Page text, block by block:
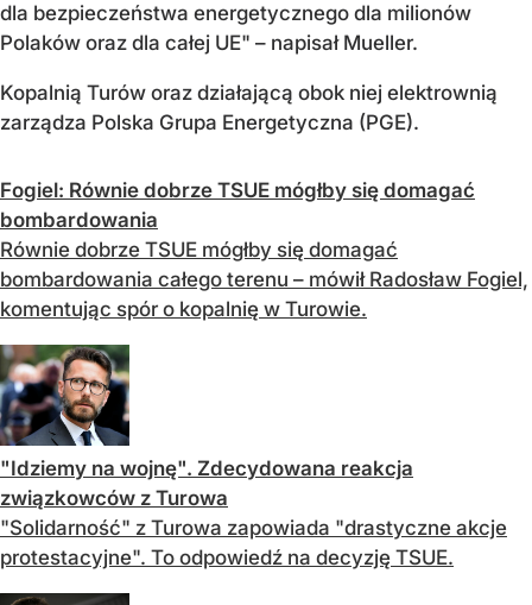
dla bezpieczeństwa energetycznego dla milionów
Polaków oraz dla całej UE" – napisał Mueller.
Kopalnią Turów oraz działającą obok niej elektrownią
zarządza Polska Grupa Energetyczna (PGE).
Fogiel: Równie dobrze TSUE mógłby się domagać
bombardowania
Równie dobrze TSUE mógłby się domagać
bombardowania całego terenu – mówił Radosław Fogiel,
komentując spór o kopalnię w Turowie.
"Idziemy na wojnę". Zdecydowana reakcja
związkowców z Turowa
"Solidarność" z Turowa zapowiada "drastyczne akcje
protestacyjne". To odpowiedź na decyzję TSUE.